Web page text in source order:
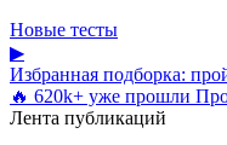
Новые тесты
▶
Избранная подборка:
🔥 620k+ уже прошли
Лента публикаций